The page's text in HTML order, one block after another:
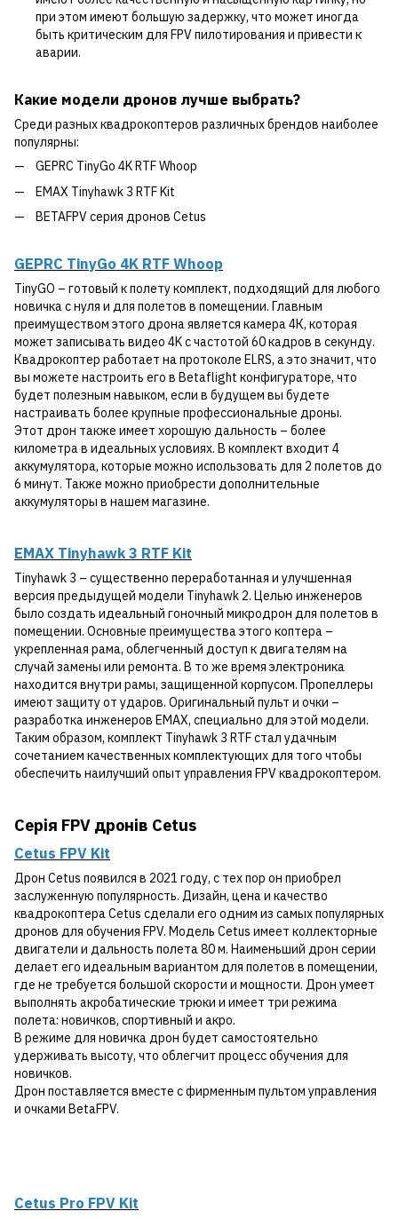
при этом имеют большую задержку, что может иногда
быть критическим для FPV пилотирования и привести к
аварии.
Какие модели дронов лучше выбрать?
Среди разных квадрокоптеров различных брендов наиболее
популярны:
GEPRC TinyGo 4K RTF Whoop
EMAX Tinyhawk 3 RTF Kit
BETAFPV серия дронов Cetus
GEPRC TinyGo 4K RTF Whoop
TinyGO – готовый к полету комплект, подходящий для любого
новичка с нуля и для полетов в помещении. Главным
преимуществом этого дрона является камера 4К, которая
может записывать видео 4K с частотой 60 кадров в секунду.
Квадрокоптер работает на протоколе ELRS, а это значит, что
вы можете настроить его в Betaflight конфигураторе, что
будет полезным навыком, если в будущем вы будете
настраивать более крупные профессиональные дроны.
Этот дрон также имеет хорошую дальность – более
километра в идеальных условиях. В комплект входит 4
аккумулятора, которые можно использовать для 2 полетов до
6 минут. Также можно приобрести дополнительные
аккумуляторы в нашем магазине.
EMAX Tinyhawk 3 RTF Kit
Tinyhawk 3 – существенно переработанная и улучшенная
версия предыдущей модели Tinyhawk 2. Целью инженеров
было создать идеальный гоночный микродрон для полетов в
помещении. Основные преимущества этого коптера –
укрепленная рама, облегченный доступ к двигателям на
случай замены или ремонта. В то же время электроника
находится внутри рамы, защищенной корпусом. Пропеллеры
имеют защиту от ударов. Оригинальный пульт и очки –
разработка инженеров EMAX, специально для этой модели.
Таким образом, комплект Tinyhawk 3 RTF стал удачным
сочетанием качественных комплектующих для того чтобы
обеспечить наилучший опыт управления FPV квадрокоптером.
Серія FPV дронів Cetus
Cetus FPV Kit
Дрон Cetus появился в 2021 году, с тех пор он приобрел
заслуженную популярность. Дизайн, цена и качество
квадрокоптера Cetus сделали его одним из самых популярных
дронов для обучения FPV. Модель Cetus имеет коллекторные
двигатели и дальность полета 80 м. Наименьший дрон серии
делает его идеальным вариантом для полетов в помещении,
где не требуется большой скорости и мощности. Дрон умеет
выполнять акробатические трюки и имеет три режима
полета: новичков, спортивный и акро.
В режиме для новичка дрон будет самостоятельно
удерживать высоту, что облегчит процесс обучения для
новичков.
Дрон поставляется вместе с фирменным пультом управления
и очками BetaFPV.
Cetus Pro FPV Kit